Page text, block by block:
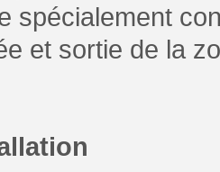
spécialement
et sortie de la